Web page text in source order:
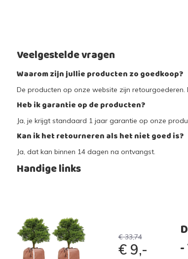
Veelgestelde vragen
Waarom zijn jullie producten zo goedkoop?
De producten op onze website zijn
Heb ik garantie op de producten?
Ja, je krijgt standaard 1 jaar garantie op onze
Kan ik het retourneren als het niet goed is?
Ja, dat kan binnen 14 dagen na ontvangst.
Handige links
€ 33,74
€ 9,-
-